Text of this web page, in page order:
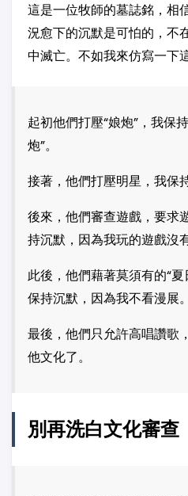
這是一位牧師的墓誌銘，相
況愈下的沉默是可怕的，不
中滅亡。不如我來仿寫一下
起初他們打壓“娘炮”，我保
炮”。
接著，他們打壓明星，我保
後來，他們審查遊戲，要求
持沉默，因為我玩的遊戲沒
此後，他們藉著莫須有的“
保持沉默，因為我不看漫展。
最後，他們只允許高唱讚歌
他文化了。
別再洗白文化審查